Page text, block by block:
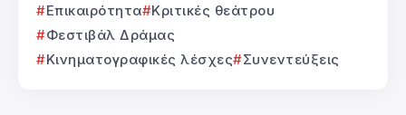
Επικαιρότητα
Κριτικές θεάτρου
Φεστιβάλ Δράμας
Κινηματογραφικές λέσχες
Συνεντεύξεις